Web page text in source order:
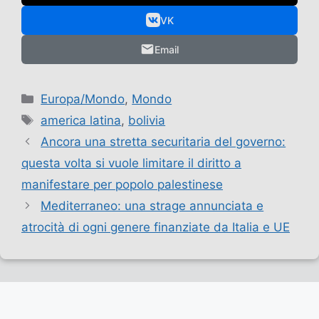
VK
Email
Categorie
Europa/Mondo, Mondo
Tag
america latina, bolivia
Ancora una stretta securitaria del governo:
questa volta si vuole limitare il diritto a
manifestare per popolo palestinese
Mediterraneo: una strage annunciata e
atrocità di ogni genere finanziate da Italia e UE